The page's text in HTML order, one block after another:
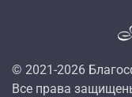
© 2021-2026
Все права